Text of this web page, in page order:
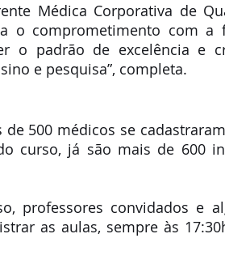
Médica Corporativa de
o comprometimento com a
o padrão de excelência e
e pesquisa”, completa.
500 médicos se
curso, já são mais de 600
professores convidados e
as aulas, sempre às